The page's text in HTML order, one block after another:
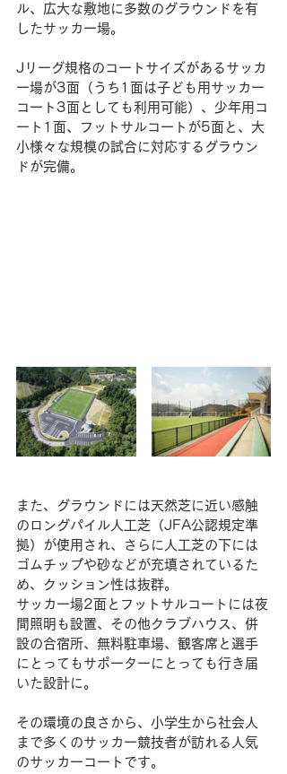
ル、広大な敷地に多数のグラウンドを有
したサッカー場。
Jリーグ規格のコートサイズがあるサッカ
ー場が3面（うち1面は子ども用サッカー
コート3面としても利用可能）、少年用コ
ート1面、フットサルコートが5面と、大
小様々な規模の試合に対応するグラウン
ドが完備。
また、グラウンドには天然芝に近い感触
のロングパイル人工芝（JFA公認規定準
拠）が使用され、さらに人工芝の下には
ゴムチップや砂などが充填されているた
め、クッション性は抜群。
サッカー場2面とフットサルコートには夜
間照明も設置、その他クラブハウス、併
設の合宿所、無料駐車場、観客席と選手
にとってもサポーターにとっても行き届
いた設計に。
その環境の良さから、小学生から社会人
まで多くのサッカー競技者が訪れる人気
のサッカーコートです。